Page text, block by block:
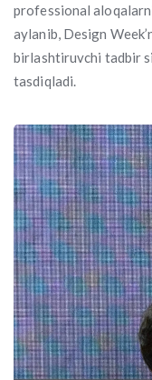
professional
aylanib, Design
birlashtiruvchi tadbir
tasdiqladi.